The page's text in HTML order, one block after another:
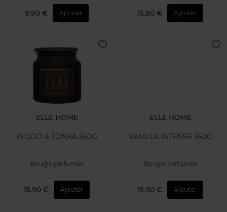
9,90 € Ajouter 15,90 € Ajouter
ELLE HOME
WOOD & TONKA 350G
Bougie parfumée
15,90 € Ajouter
ELLE HOME
VANILLA INTENSE 350G
Bougie parfumée
15,90 € Ajouter